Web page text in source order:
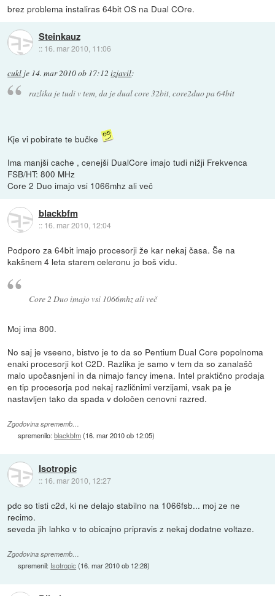
brez problema instaliras 64bit OS na Dual COre.
Steinkauz
:: 16. mar 2010, 11:06
cukl je 14. mar 2010 ob 17:12 izjavil:
razlika je tudi v tem, da je dual core 32bit, core2duo pa 64bit
Kje vi pobirate te bučke
Ima manjši cache , cenejši DualCore imajo tudi nižji Frekvenca
FSB/HT: 800 MHz
Core 2 Duo imajo vsi 1066mhz ali več
blackbfm
:: 16. mar 2010, 12:04
Podporo za 64bit imajo procesorji že kar nekaj časa. Še na
kakšnem 4 leta starem celeronu jo boš vidu.
Core 2 Duo imajo vsi 1066mhz ali več
Moj ima 800.
No saj je vseeno, bistvo je to da so Pentium Dual Core popolnoma
enaki procesorji kot C2D. Razlika je samo v tem da so zanalašč
malo upočasnjeni in da nimajo fancy imena. Intel praktično prodaja
en tip procesorja pod nekaj različnimi verzijami, vsak pa je
nastavljen tako da spada v določen cenovni razred.
Zgodovina sprememb…
spremenilo:blackbfm(16. mar 2010 ob 12:05)
Isotropic
:: 16. mar 2010, 12:27
pdc so tisti c2d, ki ne delajo stabilno na 1066fsb... moj ze ne
recimo.
seveda jih lahko v to obicajno pripravis z nekaj dodatne voltaze.
Zgodovina sprememb…
spremenil: Isotropic (16. mar 2010 ob 12:28)